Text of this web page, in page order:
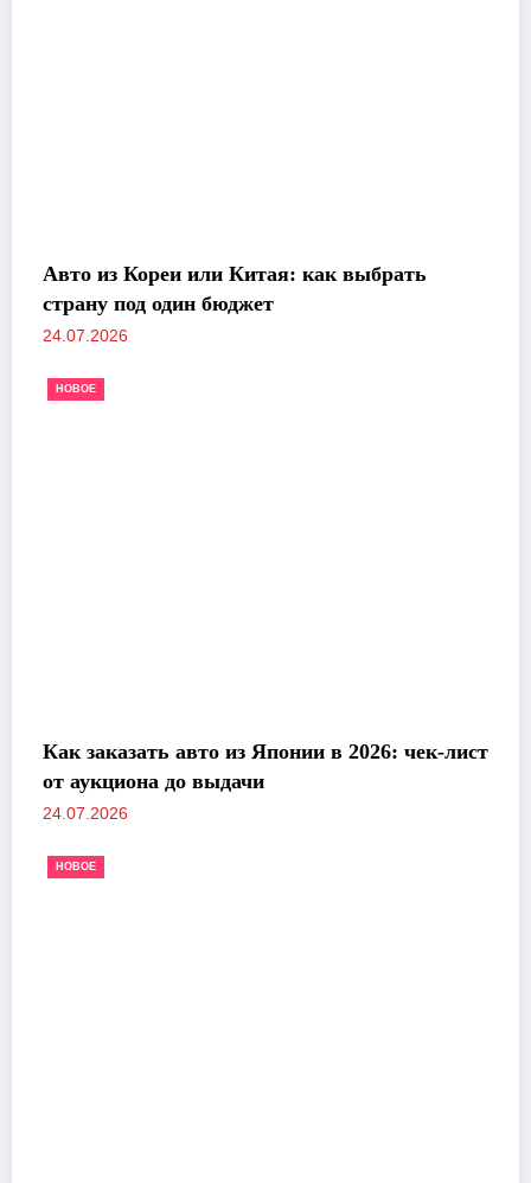
Авто из Кореи или Китая: как выбрать
страну под один бюджет
24.07.2026
НОВОЕ
Как заказать авто из Японии в 2026: чек-лист
от аукциона до выдачи
24.07.2026
НОВОЕ